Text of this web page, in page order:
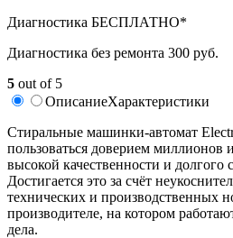
Диагностика БЕСПЛАТНО*
Диагностика без ремонта 300 руб.
5 out of 5
ОписаниеХарактеристики
Стиральные машинки-автомат
пользоваться доверием миллионов
высокой качественности и долгого
Достигается это за счёт
технических и производственных
производителе, на котором
дела.